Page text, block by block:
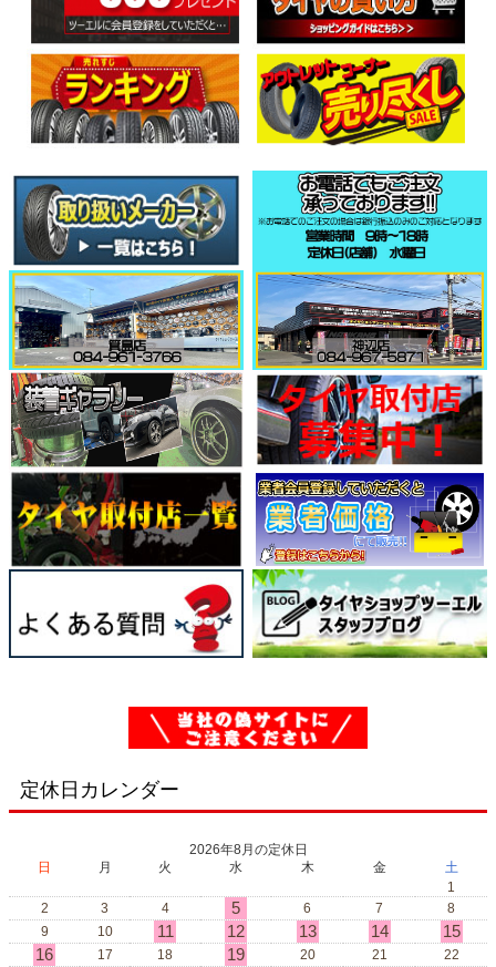
定休日カレンダー
2026年8月の定休日
日
月 火 水 木 金
土
1
2
3 4 5 6 7
8
9
10 11 12 13 14
15
16
17 18 19 20 21
22